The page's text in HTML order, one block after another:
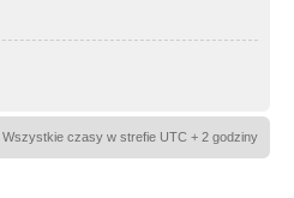
Wszystkie czasy w strefie UTC + 2 godziny